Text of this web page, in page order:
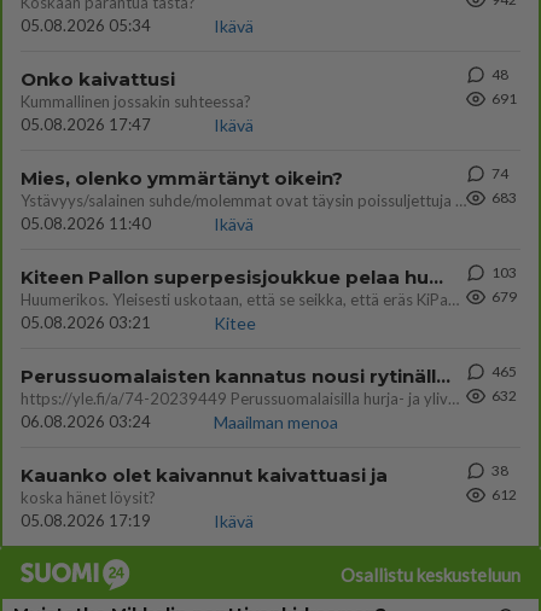
05.08.2026 05:34
Ikävä
Onko kaivattusi
Kummallinen jossakin suhteessa?
05.08.2026 17:47
Ikävä
48
691
Mies, olenko ymmärtänyt oikein?
Ystävyys/salainen suhde/molemmat ovat täysin poissuljettuja asioita? Nainen
05.08.2026 11:40
Ikävä
74
683
Kiteen Pallon superpesisjoukkue pelaa huumeiden vaikutuksen alaisena
Huumerikos. Yleisesti uskotaan, että se seikka, että eräs KiPan pelaaja kärähtää huumeista, on vain jäävuoren huippu. M
05.08.2026 03:21
Kitee
103
679
Perussuomalaisten kannatus nousi rytinällä Ylen tänään julkaisemassa tuoreimmassa gallup-kyselyssä.
https://yle.fi/a/74-20239449 Perussuomalaisilla hurja- ja ylivoimaisesti suurin nousu tässä uudessa Ylen gallupissa. Kyl
06.08.2026 03:24
Maailman menoa
465
632
Kauanko olet kaivannut kaivattuasi ja
koska hänet löysit?
05.08.2026 17:19
Ikävä
38
612
Osallistu keskusteluun